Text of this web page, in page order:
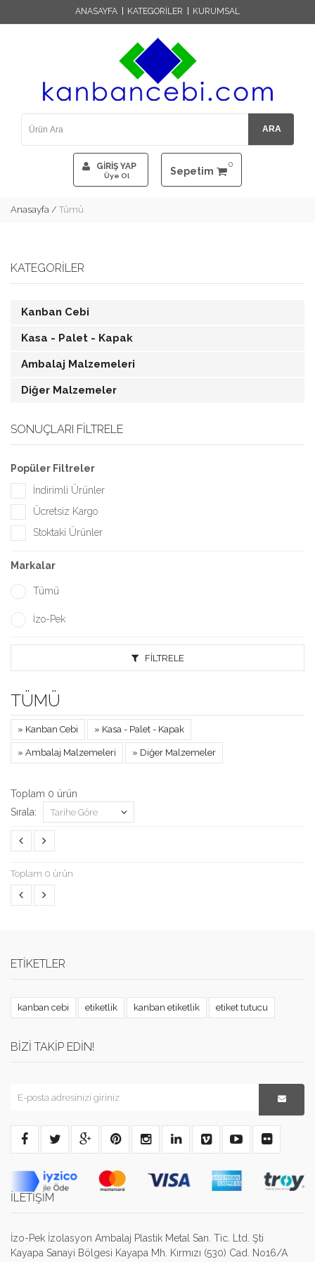
ANASAYFA KATEGORİLER KURUMSAL
ARA
GİRİŞ YAP
Üye Ol Sepetim
0
Anasayfa / Tümü
KATEGORILER
Kanban Cebi
Kasa - Palet - Kapak
Ambalaj Malzemeleri
Diğer Malzemeler
SONUÇLARI FILTRELE
Popüler Filtreler
İndirimli Ürünler
Ücretsiz Kargo
Stoktaki Ürünler
Markalar
Tümü
İzo-Pek
FILTRELE
TÜMÜ
» Kanban Cebi » Kasa - Palet - Kapak
» Ambalaj Malzemeleri » Diğer Malzemeler
Toplam 0 ürün
Sırala:
Tarihe Göre
Toplam 0 ürün
ETIKETLER
kanban cebi etiketlik kanban etiketlik etiket tutucu
BIZI TAKIP EDIN!
İLETİŞİM
İzo-Pek İzolasyon Ambalaj Plastik Metal San. Tic. Ltd. Şti
Kayapa Sanayi Bölgesi Kayapa Mh. Kırmızı (530) Cad. No16/A